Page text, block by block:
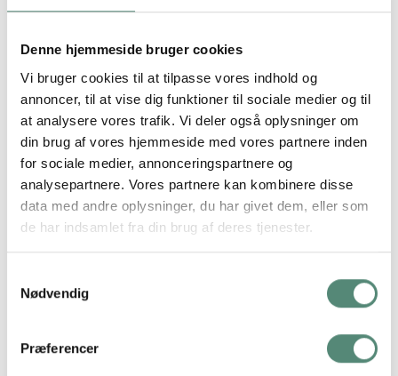
Denne hjemmeside bruger cookies
Vi bruger cookies til at tilpasse vores indhold og
annoncer, til at vise dig funktioner til sociale medier og til
at analysere vores trafik. Vi deler også oplysninger om
din brug af vores hjemmeside med vores partnere inden
for sociale medier, annonceringspartnere og
analysepartnere. Vores partnere kan kombinere disse
data med andre oplysninger, du har givet dem, eller som
de har indsamlet fra din brug af deres tjenester.
Nødvendig
Præferencer
Print dine portrætfotos hos Print & Rammer
Har du billeder af dine yndlingsmennesker liggende
på din telefon eller din computer – eller måske
billeder af dit kæledyr – så kan du hurtigt og let
printe dem hos Print & Rammergennem vores print
selv-service. Du kan uploade direkte fra telefonen,
og hvis du tilvælger en ramme som vores sorte
18×24 cm aluminiumsramme, så klarer vi
Levering af rammer sker i løbet af 1-3 hverdage.
hverdage. Vi sikrer en høj kvalitet, og vores grafikere
gennemgår altid billederne, inden de sendes til print.